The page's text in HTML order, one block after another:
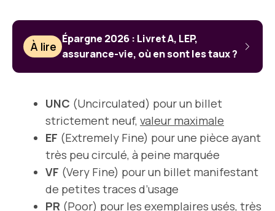
À lire
Épargne 2026 : Livret A, LEP,
assurance-vie, où en sont les taux ?
UNC (Uncirculated) pour un billet
strictement neuf, valeur maximale
EF (Extremely Fine) pour une pièce ayant
très peu circulé, à peine marquée
VF (Very Fine) pour un billet manifestant
de petites traces d’usage
PR (Poor) pour les exemplaires usés, très